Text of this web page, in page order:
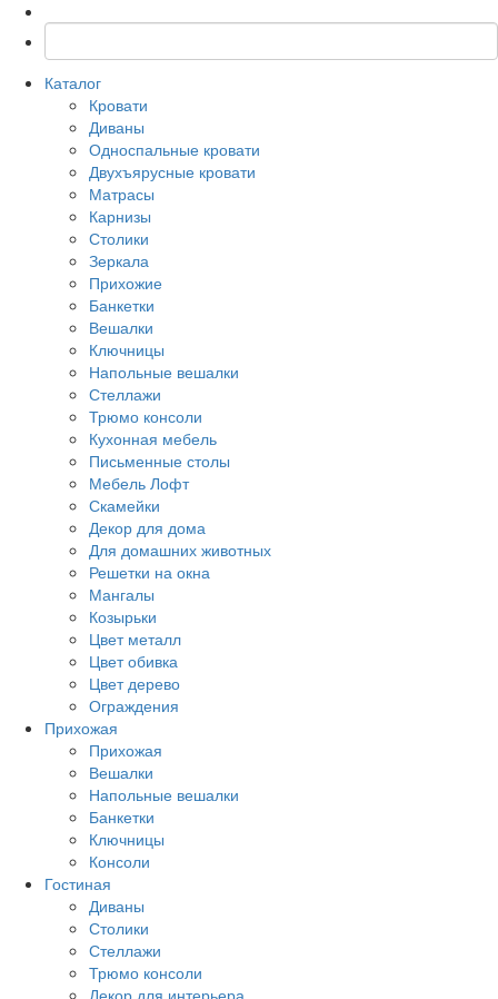
Каталог
Кровати
Диваны
Односпальные кровати
Двухъярусные кровати
Матрасы
Карнизы
Столики
Зеркала
Прихожие
Банкетки
Вешалки
Ключницы
Напольные вешалки
Стеллажи
Трюмо консоли
Кухонная мебель
Письменные столы
Мебель Лофт
Скамейки
Декор для дома
Для домашних животных
Решетки на окна
Мангалы
Козырьки
Цвет металл
Цвет обивка
Цвет дерево
Ограждения
Прихожая
Прихожая
Вешалки
Напольные вешалки
Банкетки
Ключницы
Консоли
Гостиная
Диваны
Столики
Стеллажи
Трюмо консоли
Декор для интерьера